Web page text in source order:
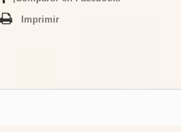
Imprimir